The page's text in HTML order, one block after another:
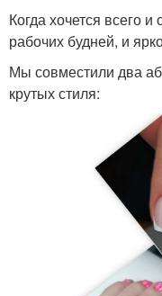
Когда хочется всего и
рабочих будней, и
Мы совместили два
крутых стиля: